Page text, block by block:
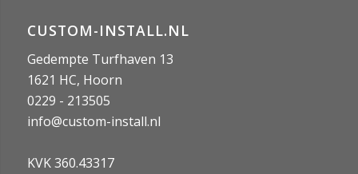
CUSTOM-INSTALL.NL
Gedempte Turfhaven 13
1621 HC, Hoorn
0229 - 213505
info@custom-install.nl
KVK 360.43317